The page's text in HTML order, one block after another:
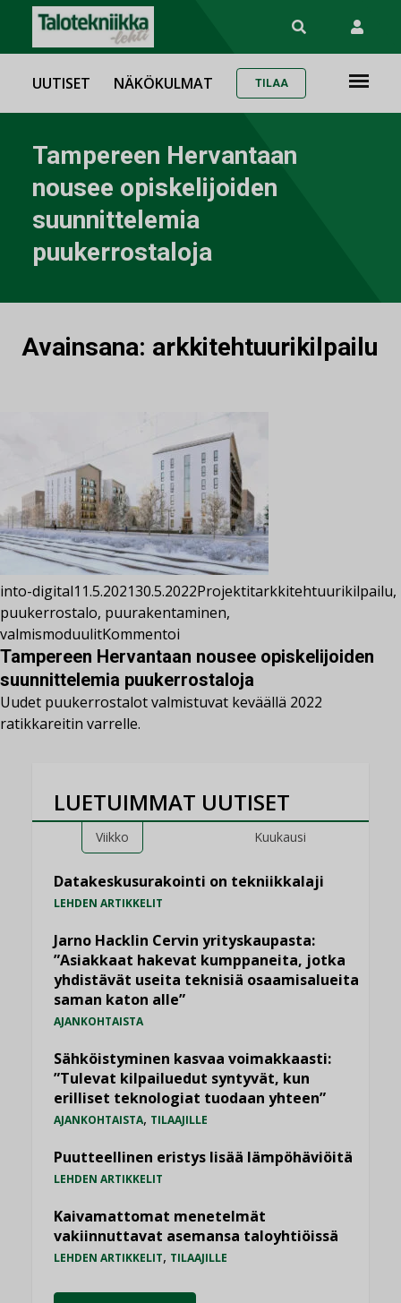
UUTISET NÄKÖKULMAT TILAA
Tampereen Hervantaan
nousee opiskelijoiden
suunnittelemia
puukerrostaloja
Avainsana: arkkitehtuurikilpailu
into-digital11.5.202130.5.2022Projektitarkkitehtuurikilpailu,
puukerrostalo, puurakentaminen,
valmismoduulitKommentoi
Tampereen Hervantaan nousee opiskelijoiden
suunnittelemia puukerrostaloja
Uudet puukerrostalot valmistuvat keväällä 2022
ratikkareitin varrelle.
LUETUIMMAT UUTISET
Viikko Kuukausi
Datakeskusurakointi on tekniikkalaji
LEHDEN ARTIKKELIT
Jarno Hacklin Cervin yrityskaupasta:
”Asiakkaat hakevat kumppaneita, jotka
yhdistävät useita teknisiä osaamisalueita
saman katon alle”
AJANKOHTAISTA
Sähköistyminen kasvaa voimakkaasti:
”Tulevat kilpailuedut syntyvät, kun
erilliset teknologiat tuodaan yhteen”
AJANKOHTAISTA, TILAAJILLE
Puutteellinen eristys lisää lämpöhäviöitä
LEHDEN ARTIKKELIT
Kaivamattomat menetelmät
vakiinnuttavat asemansa taloyhtiöissä
LEHDEN ARTIKKELIT, TILAAJILLE